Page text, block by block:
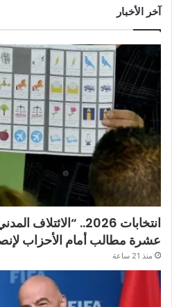
آخر الأخبار
انتخابات 2026..
عشرة مطالب أمام الأحزاب
منذ 21 ساعة